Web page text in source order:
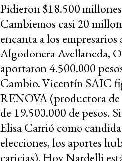
Pidieron $18.500
Cambiemos casi 20
encanta a los
Algodonera Avellaneda,
aportaron 4.500.000
Cambio. Vicentín SAIC
RENOVA (productora
de 19.500.000 de pesos.
Elisa Carrió como
elecciones, los aportes
caricias). Hoy Nardelli